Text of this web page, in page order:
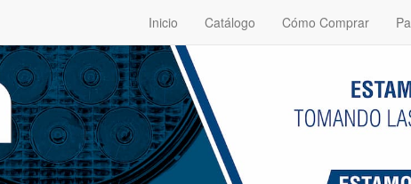
Inicio Catálogo Cómo Comprar